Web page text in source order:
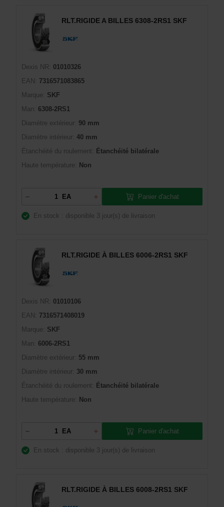
RLT.RIGIDE A BILLES 6308-2RS1 SKF
Dexis NR:
01010326
EAN:
7316571083865
Marque:
SKF
Man:
6308-2RS1
Diamètre extérieur: 90 mm
Diamètre intérieur: 40 mm
Étanchéité du roulement:
Étanchéité bilatérale
Haute température:
Non
EA Panier d'achat
En stock : disponible 3 jour(s) de livraison
RLT.RIGIDE À BILLES 6006-2RS1 SKF
Dexis NR:
01010106
EAN:
7316571408019
Marque:
SKF
Man:
6006-2RS1
Diamètre extérieur: 55 mm
Diamètre intérieur: 30 mm
Étanchéité du roulement:
Étanchéité bilatérale
Haute température:
Non
EA Panier d'achat
En stock : disponible 3 jour(s) de livraison
RLT.RIGIDE À BILLES 6008-2RS1 SKF